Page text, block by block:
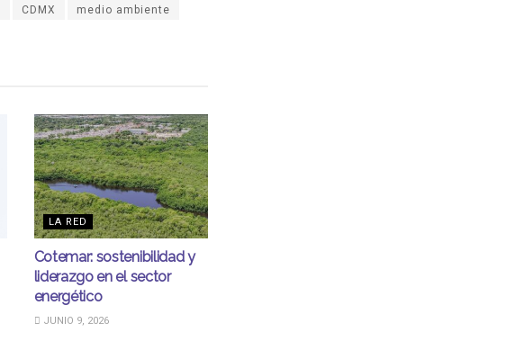
CDMX medio ambiente
LA RED
Cotemar: sostenibilidad y
liderazgo en el sector
energético
JUNIO 9, 2026